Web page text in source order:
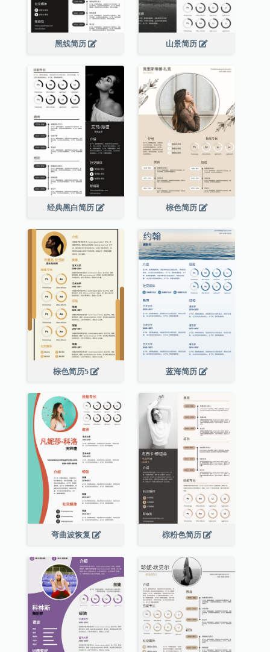
黑线简历 山景简历
经典黑白简历 棕色简历
棕色简历5 蓝海简历
弯曲波恢复 棕粉色简历